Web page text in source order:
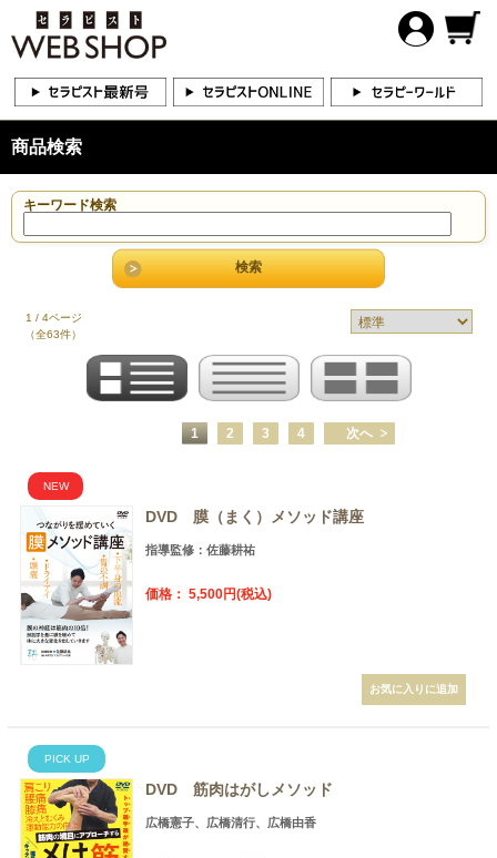
商品検索
キーワード検索
1 / 4ページ
（全63件）
1 2 3 4 次へ
NEW
DVD 膜（まく）メソッド講座
指導監修：佐藤耕祐
価格： 5,500円(税込)
PICK UP
DVD 筋肉はがしメソッド
広橋憲子、広橋清行、広橋由香